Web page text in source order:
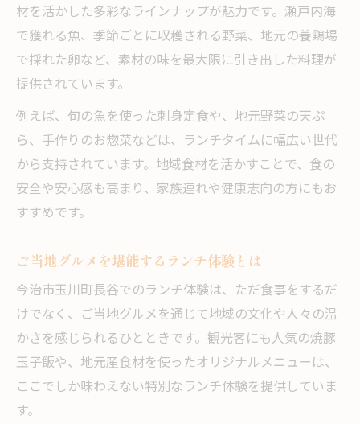
材を活かした多彩なラインナップが魅力です。瀬戸内海
で獲れる魚、季節ごとに収穫される野菜、地元の養鶏場
で採れた卵など、素材の味を最大限に引き出した料理が
提供されています。
例えば、旬の魚を使った刺身定食や、地元野菜の天ぷ
ら、手作りのお惣菜などは、ランチタイムに幅広い世代
から支持されています。地域食材を活かすことで、食の
安全や安心感も高まり、家族連れや健康志向の方にもお
すすめです。
ご当地グルメを堪能するランチ体験とは
今治市玉川町長谷でのランチ体験は、ただ食事をするだ
けでなく、ご当地グルメを通じて地域の文化や人々の温
かさを感じられるひとときです。観光客にも人気の焼豚
玉子飯や、地元産食材を使ったオリジナルメニューは、
ここでしか味わえない特別なランチ体験を提供していま
す。